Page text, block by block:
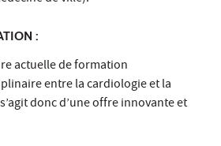
:
actuelle de formation
entre la cardiologie et la
donc d’une offre innovante et